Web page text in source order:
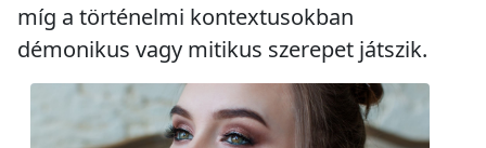
míg a történelmi kontextusokban
démonikus vagy mitikus szerepet játszik.